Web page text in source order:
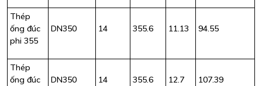
Thép
ống đúc
phi 355
DN350 14 355.6 11.13 94.55
Thép
ống đúc
DN350 14 355.6 12.7 107.39